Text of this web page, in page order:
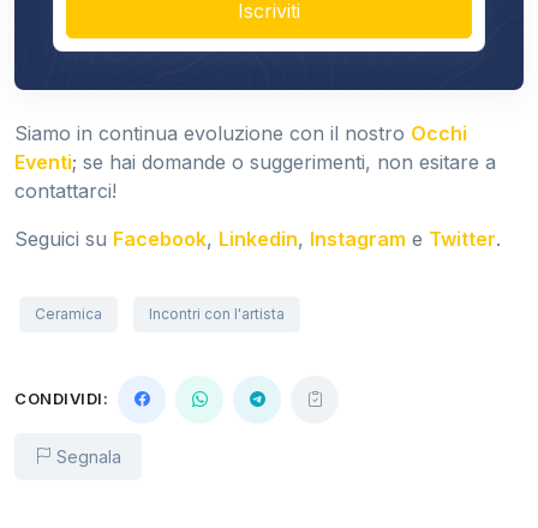
Iscriviti
Siamo in continua evoluzione con il nostro Occhi
Eventi; se hai domande o suggerimenti, non esitare a
contattarci!
Seguici su Facebook, Linkedin, Instagram e Twitter.
Ceramica Incontri con l'artista
CONDIVIDI:
Segnala